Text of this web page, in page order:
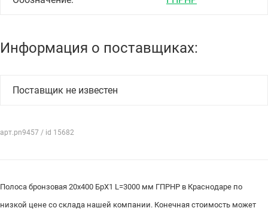
Информация о поставщиках:
Поставщик не известен
арт.pn9457 / id 15682
Полоса бронзовая 20х400 БрХ1 L=3000 мм ГПРНР в Краснодаре по
низкой цене со склада нашей компании. Конечная стоимость может